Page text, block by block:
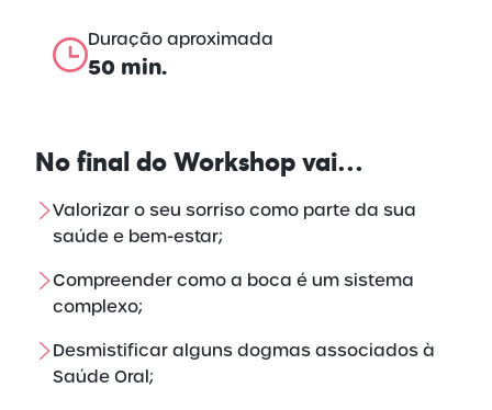
Duração aproximada
50 min.
No final doWorkshop vai…
Valorizar o seu sorriso como parte da sua
saúde e bem-estar;
Compreender como a boca é um sistema
complexo;
Desmistificar alguns dogmas associados à
Saúde Oral;